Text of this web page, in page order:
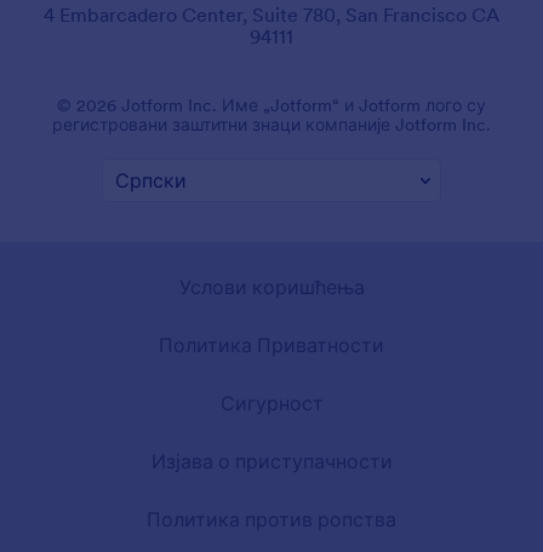
4 Embarcadero Center, Suite 780, San Francisco CA
94111
© 2026 Jotform Inc. Име „Jotform“ и Jotform лого су
регистровани заштитни знаци компаније Jotform Inc.
Услови коришћења
Политика Приватности
Сигурност
Изјава о приступачности
Политика против ропства